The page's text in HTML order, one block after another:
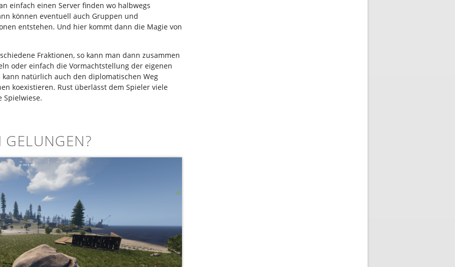
einfach einen Server finden wo halbwegs
können eventuell auch Gruppen und
entstehen. Und hier kommt dann die Magie von
Fraktionen, so kann man dann zusammen
oder einfach die Vormachtstellung der eigenen
natürlich auch den diplomatischen Weg
koexistieren. Rust überlässt dem Spieler viele
Spielwiese.